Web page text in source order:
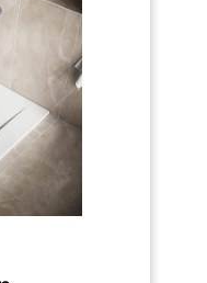
dispose d'une construction
en maille qui assure plus de
poids et de durabilité